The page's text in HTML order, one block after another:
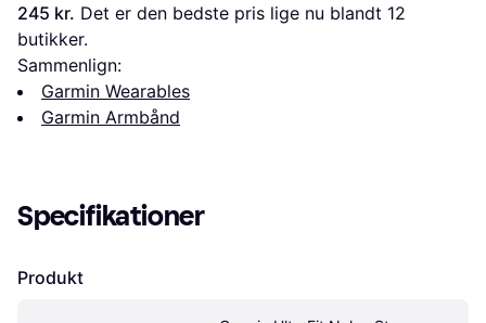
245 kr. Det er den bedste pris lige nu blandt 12
butikker.
Sammenlign:
Garmin Wearables
Garmin Armbånd
Specifikationer
Produkt